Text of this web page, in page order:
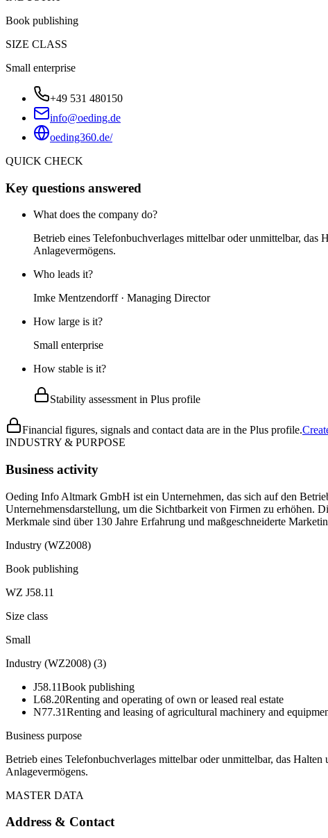
Book publishing
SIZE CLASS
Small enterprise
+49 531 480150
info@oeding.de
oeding360.de/
QUICK CHECK
Key questions answered
What does the company do?
Betrieb eines Telefonbuchverlages mittelbar oder unmittelbar, das
Anlagevermögens.
Who leads it?
Imke Mentzendorff · Managing Director
How large is it?
Small enterprise
How stable is it?
Stability assessment in Plus profile
Financial figures, signals and contact data are in the Plus profile.
INDUSTRY & PURPOSE
Business activity
Oeding Info Altmark GmbH ist ein Unternehmen, das sich auf den
Unternehmensdarstellung, um die Sichtbarkeit von Firmen zu erhöhen.
Merkmale sind über 130 Jahre Erfahrung und maßgeschneiderte
Industry (WZ2008)
Book publishing
WZ J58.11
Size class
Small
Industry (WZ2008) (3)
J58.11Book publishing
L68.20Renting and operating of own or leased real estate
N77.31Renting and leasing of agricultural machinery and
Business purpose
Betrieb eines Telefonbuchverlages mittelbar oder unmittelbar, das
Anlagevermögens.
MASTER DATA
Address & Contact